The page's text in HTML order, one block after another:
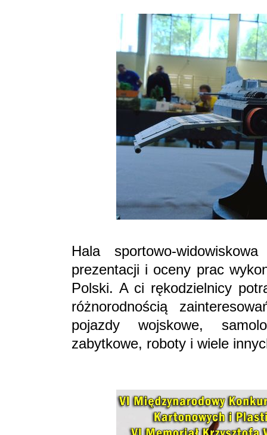
Hala sportowo-
prezentacji i oceny prac
Polski. A ci rękodzielnicy
różnorodnością
pojazdy wojskowe,
zabytkowe, roboty i wiele